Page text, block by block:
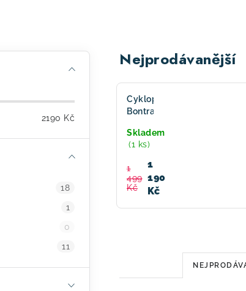
2190 Kč
18
1
0
11
Nejprodávanější
Cyklopočítač
Bontrager
Skladem
(1 ks)
1
499
Kč
1
190
Kč
Ř